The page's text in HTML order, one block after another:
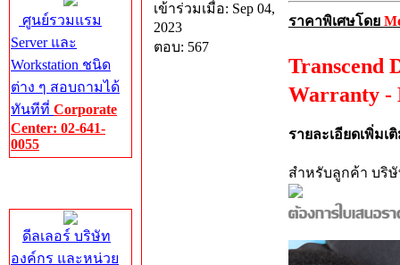
ศูนย์รวมแรม
Server และ
Workstation ชนิด
ต่าง ๆ สอบถามได้
ทันทีที่ Corporate
Center: 02-641-
0055
ดีลเลอร์ บริษัท
องค์กร และหน่วย
เข้าร่วมเมื่อ: Sep 04,
2023
ตอบ: 567
ราคาพิเศษโดย
Transcend
Warranty -
รายละเอียดเพิ่มเ
สำหรับลูกค้า บริ